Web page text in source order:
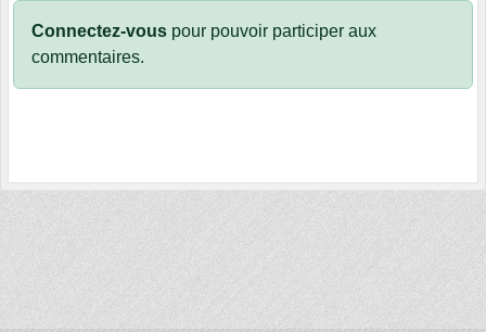
Connectez-vous pour pouvoir participer aux
commentaires.